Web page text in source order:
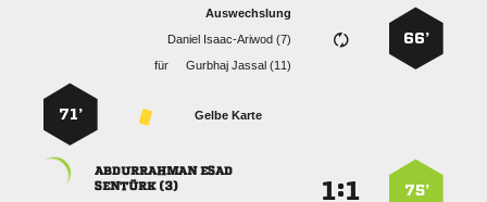
66’
Auswechslung
  
für
  
Gelbe Karte
71’
75’
:
 
 